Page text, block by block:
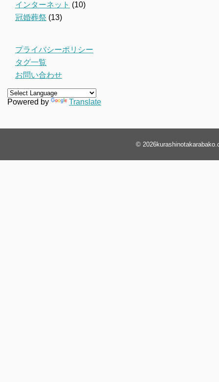
インターネット (10)
冠婚葬祭 (13)
プライバシーポリシー
タグ一覧
お問い合わせ
Powered by Translate
© 2026